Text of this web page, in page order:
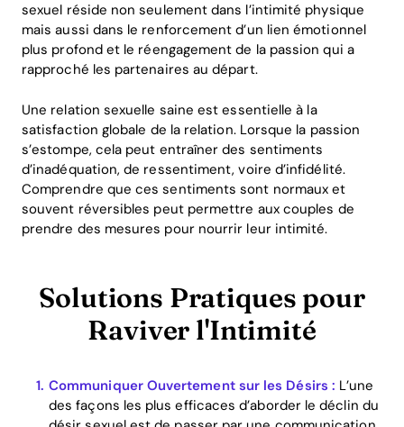
sexuel réside non seulement dans l’intimité physique
mais aussi dans le renforcement d’un lien émotionnel
plus profond et le réengagement de la passion qui a
rapproché les partenaires au départ.
Une relation sexuelle saine est essentielle à la
satisfaction globale de la relation. Lorsque la passion
s’estompe, cela peut entraîner des sentiments
d’inadéquation, de ressentiment, voire d’infidélité.
Comprendre que ces sentiments sont normaux et
souvent réversibles peut permettre aux couples de
prendre des mesures pour nourrir leur intimité.
Solutions Pratiques pour
Raviver l'Intimité
Communiquer Ouvertement sur les Désirs : L’une
des façons les plus efficaces d’aborder le déclin du